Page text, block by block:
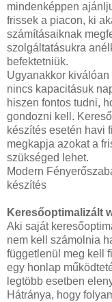
mindenképpen
frissek a piacon, ki
számításaiknak
szolgáltatásukra
befektetniük.
Ugyanakkor
nincs kapacitásuk
hiszen fontos tudni,
gondozni kell.
készítés esetén havi
megkapja azokat a
szükséged lehet.
Modern
készítés
Keresőoptimalizált
Aki saját
nem kell számolnia
függetlenül meg kell
egy honlap
legtöbb esetben
Hátránya, hogy